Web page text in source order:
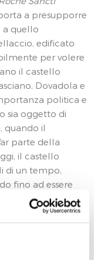
a presupporre
a quello
edificato
per volere
il castello
Dovadola e
politica e
sia oggetto di
quando il
parte della
il castello
di un tempo,
fino ad essere
ridotto
sviluppo murario.